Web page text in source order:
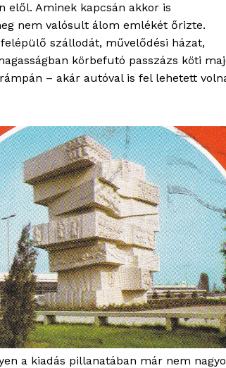
elől. Aminek kapcsán akkor is
nem valósult álom emlékét őrizte.
szállodát, művelődési házat,
körbefutó passzázs köti
– akár autóval is fel lehetett
a kiadás pillanatában már nem